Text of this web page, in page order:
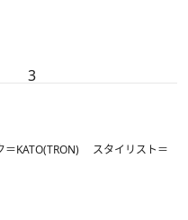
3
KATO(TRON) スタイリスト＝